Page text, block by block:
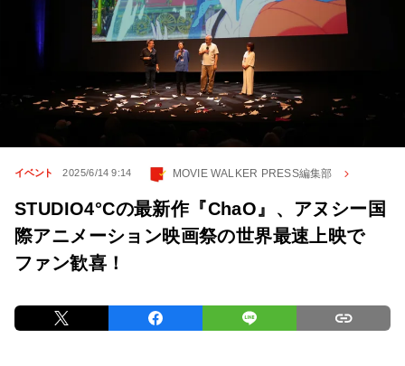
イベント 2025/6/14 9:14 MOVIE WALKER PRESS編集部
STUDIO4°Cの最新作『ChaO』、アヌシー国
際アニメーション映画祭の世界最速上映で
ファン歓喜！